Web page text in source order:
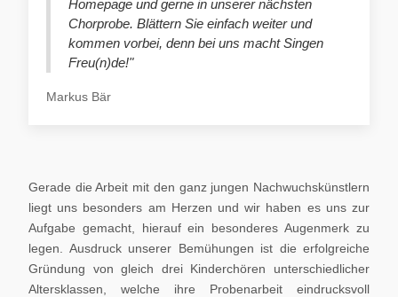
Homepage und gerne in unserer nächsten
Chorprobe. Blättern Sie einfach weiter und
kommen vorbei, denn bei uns macht Singen
Freu(n)de!"
Markus Bär
Gerade die Arbeit mit den ganz jungen Nachwuchskünstlern
liegt uns besonders am Herzen und wir haben es uns zur
Aufgabe gemacht, hierauf ein besonderes Augenmerk zu
legen. Ausdruck unserer Bemühungen ist die erfolgreiche
Gründung von gleich drei Kinderchören unterschiedlicher
Altersklassen, welche ihre Probenarbeit eindrucksvoll